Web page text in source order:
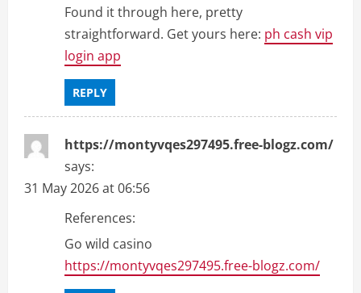
Found it through here, pretty
straightforward. Get yours here: ph cash vip
login app
REPLY
https://montyvqes297495.free-blogz.com/
says:
31 May 2026 at 06:56
References:
Go wild casino
https://montyvqes297495.free-blogz.com/